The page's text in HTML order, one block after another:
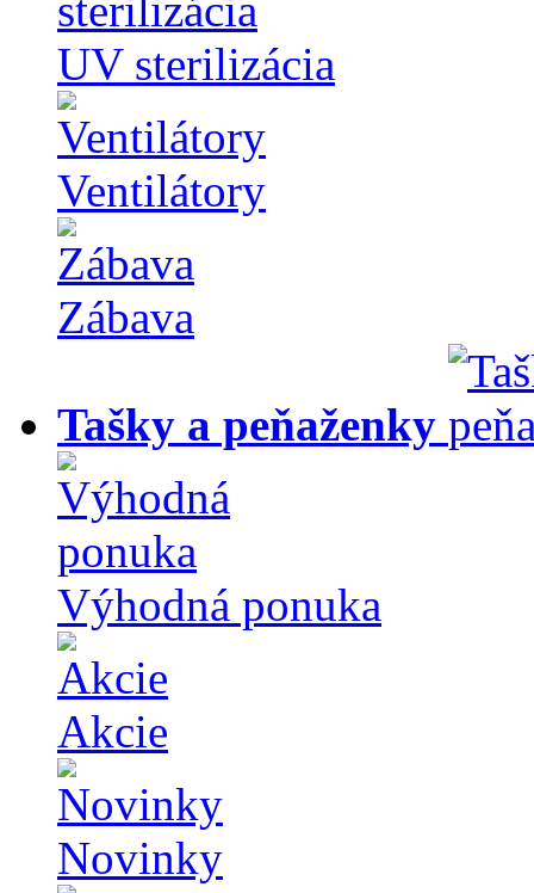
UV sterilizácia
Ventilátory
Zábava
Tašky a peňaženky
Výhodná ponuka
Akcie
Novinky